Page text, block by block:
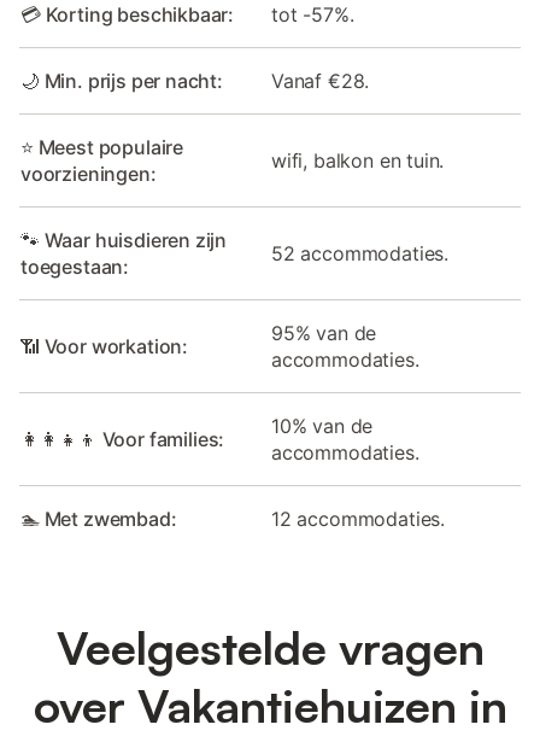
💳 Korting beschikbaar: tot -57%.
🌙 Min. prijs per nacht: Vanaf €28.
⭐ Meest populaire
voorzieningen:
wifi, balkon en tuin.
🐾 Waar huisdieren zijn
toegestaan:
52 accommodaties.
📶 Voor workation:
95% van de
accommodaties.
👩‍👩‍👧‍👦 Voor families:
10% van de
accommodaties.
🏊 Met zwembad: 12 accommodaties.
Veelgestelde vragen
over Vakantiehuizen in